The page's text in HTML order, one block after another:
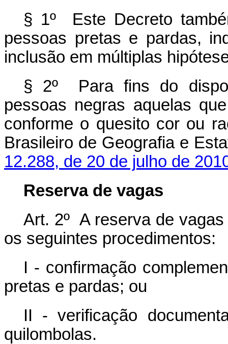
§ 1º Este Decreto
pessoas pretas e pardas,
inclusão em múltiplas
§ 2º Para fins do
pessoas negras aquelas
conforme o quesito cor ou
Brasileiro de Geografia e
12.288, de 20 de julho de
Reserva de vagas
Art. 2º A reserva de
os seguintes procedimentos:
I - confirmação
pretas e pardas; ou
II - verificação
quilombolas.